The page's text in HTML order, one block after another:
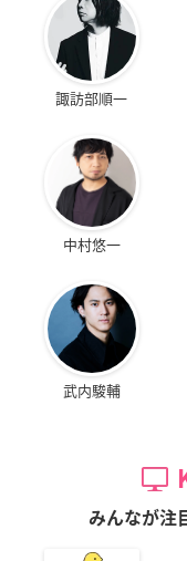
諏訪部順一
中村悠一
武内駿輔
みんなが注